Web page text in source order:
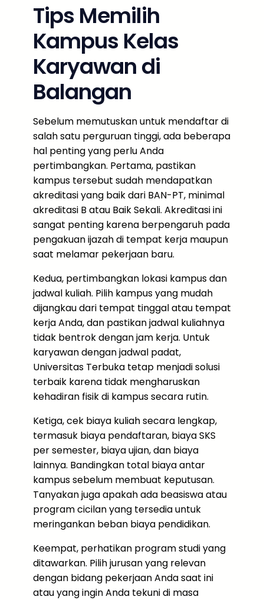
Tips Memilih
Kampus Kelas
Karyawan di
Balangan
Sebelum memutuskan untuk mendaftar di
salah satu perguruan tinggi, ada beberapa
hal penting yang perlu Anda
pertimbangkan. Pertama, pastikan
kampus tersebut sudah mendapatkan
akreditasi yang baik dari BAN-PT, minimal
akreditasi B atau Baik Sekali. Akreditasi ini
sangat penting karena berpengaruh pada
pengakuan ijazah di tempat kerja maupun
saat melamar pekerjaan baru.
Kedua, pertimbangkan lokasi kampus dan
jadwal kuliah. Pilih kampus yang mudah
dijangkau dari tempat tinggal atau tempat
kerja Anda, dan pastikan jadwal kuliahnya
tidak bentrok dengan jam kerja. Untuk
karyawan dengan jadwal padat,
Universitas Terbuka tetap menjadi solusi
terbaik karena tidak mengharuskan
kehadiran fisik di kampus secara rutin.
Ketiga, cek biaya kuliah secara lengkap,
termasuk biaya pendaftaran, biaya SKS
per semester, biaya ujian, dan biaya
lainnya. Bandingkan total biaya antar
kampus sebelum membuat keputusan.
Tanyakan juga apakah ada beasiswa atau
program cicilan yang tersedia untuk
meringankan beban biaya pendidikan.
Keempat, perhatikan program studi yang
ditawarkan. Pilih jurusan yang relevan
dengan bidang pekerjaan Anda saat ini
atau yang ingin Anda tekuni di masa